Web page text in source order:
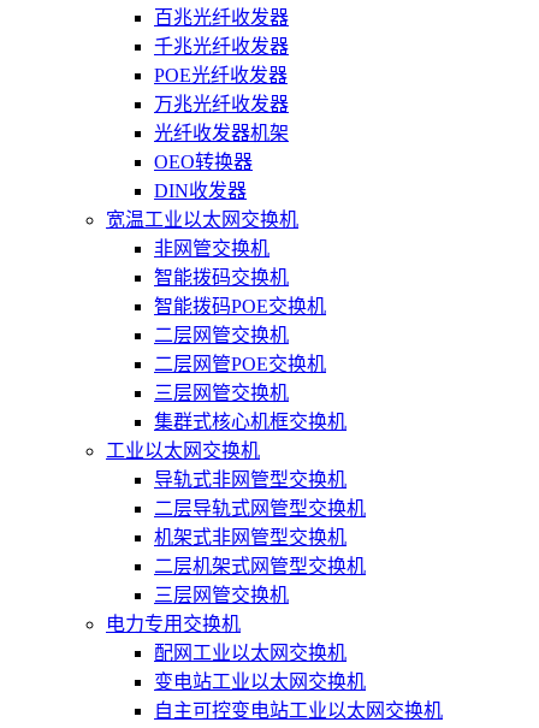
百兆光纤收发器
千兆光纤收发器
POE光纤收发器
万兆光纤收发器
光纤收发器机架
OEO转换器
DIN收发器
宽温工业以太网交换机
非网管交换机
智能拨码交换机
智能拨码POE交换机
二层网管交换机
二层网管POE交换机
三层网管交换机
集群式核心机框交换机
工业以太网交换机
导轨式非网管型交换机
二层导轨式网管型交换机
机架式非网管型交换机
二层机架式网管型交换机
三层网管交换机
电力专用交换机
配网工业以太网交换机
变电站工业以太网交换机
自主可控变电站工业以太网交换机